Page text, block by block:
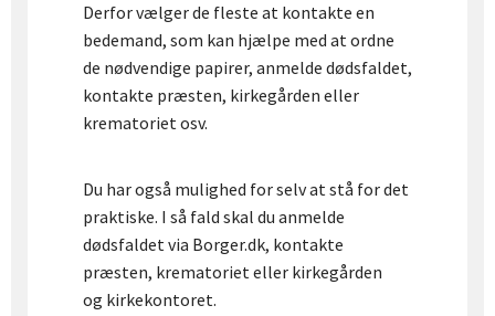
Derfor vælger de fleste at kontakte en
bedemand, som kan hjælpe med at ordne
de nødvendige papirer, anmelde dødsfaldet,
kontakte præsten, kirkegården eller
krematoriet osv.
Du har også mulighed for selv at stå for det
praktiske. I så fald skal du anmelde
dødsfaldet via Borger.dk, kontakte
præsten, krematoriet eller kirkegården
og kirkekontoret.